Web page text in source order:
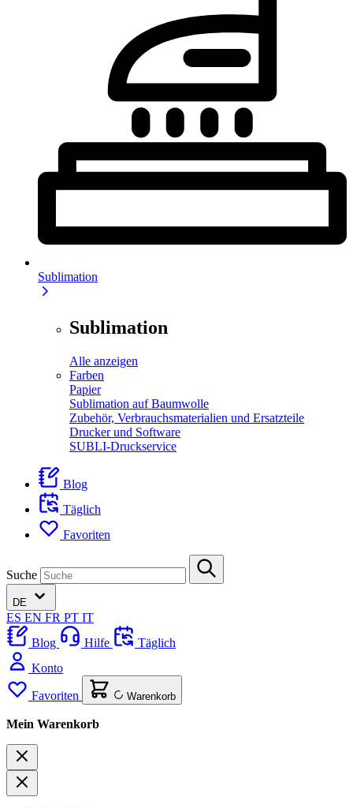
Sublimation
Sublimation
Alle anzeigen
Farben
Papier
Sublimation auf Baumwolle
Zubehör, Verbrauchsmaterialien und Ersatzteile
Drucker und Software
SUBLI-Druckservice
Blog
Täglich
Favoriten
Suche
DE
ES EN FR PT IT
Blog
Hilfe
Täglich
Konto
Favoriten Warenkorb
Mein Warenkorb